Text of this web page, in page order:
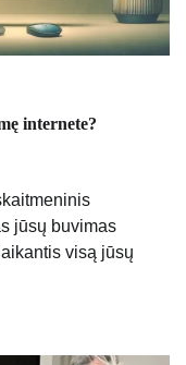
internete?
jūsų buvimas
visą jūsų